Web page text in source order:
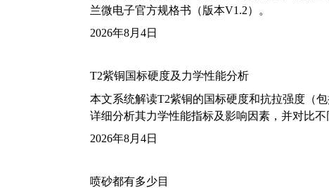
兰微电子官方规格书（版本V1.2）。
2026年8月4日
T2紫铜国标硬度及力学性能分析
本文系统解读T2紫铜的国标硬度和抗拉强度（
详细分析其力学性能指标及影响因素，并对比
2026年8月4日
喷砂都有多少目